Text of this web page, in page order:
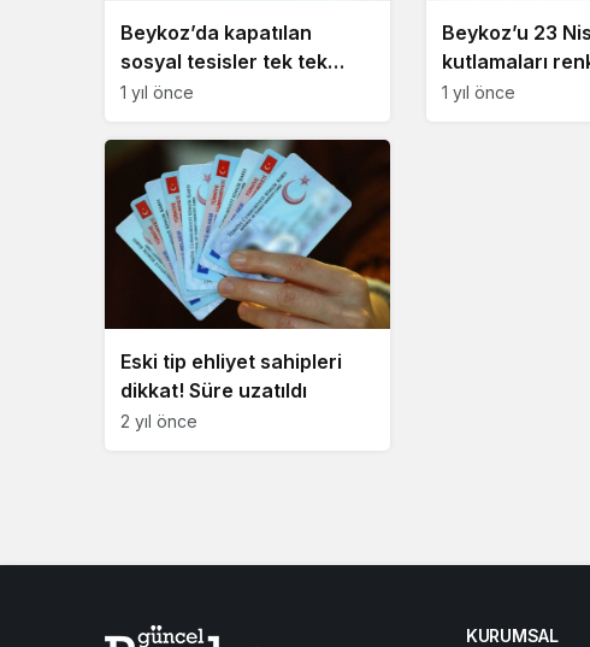
Beykoz’da kapatılan
sosyal tesisler tek tek
açılıyor!
1 yıl önce
Beykoz’u 23
kutlamaları
1 yıl önce
Eski tip ehliyet sahipleri
dikkat! Süre uzatıldı
2 yıl önce
KURUMSAL